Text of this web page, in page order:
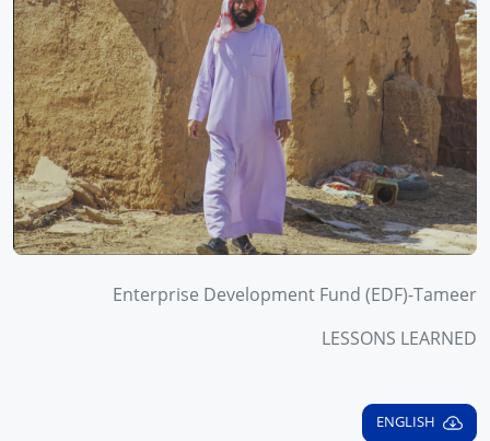
Enterprise Development Fund (EDF)-Tameer
LESSONS LEARNED
ENGLISH